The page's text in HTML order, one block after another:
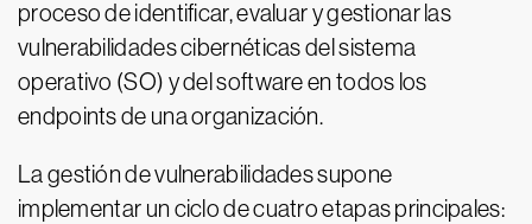
proceso de identificar, evaluar y gestionar las
vulnerabilidades cibernéticas del sistema
operativo (SO) y del software en todos los
endpoints de una organización.
La gestión de vulnerabilidades supone
implementar un ciclo de cuatro etapas principales: